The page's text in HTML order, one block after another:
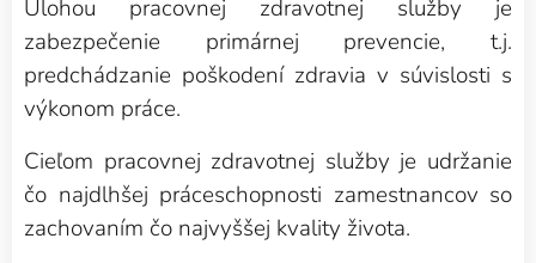
Úlohou pracovnej zdravotnej služby je
zabezpečenie primárnej prevencie, t.j.
predchádzanie poškodení zdravia v súvislosti s
výkonom práce.
Cieľom pracovnej zdravotnej služby je udržanie
čo najdlhšej práceschopnosti zamestnancov so
zachovaním čo najvyššej kvality života.